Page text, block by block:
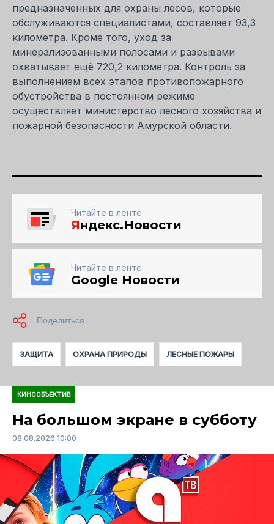
предназначенных для охраны лесов, которые
обслуживаются специалистами, составляет 93,3
километра. Кроме того, уход за
минерализованными полосами и разрывами
охватывает ещё 720,2 километра. Контроль за
выполнением всех этапов противопожарного
обустройства в постоянном режиме
осуществляет министерство лесного хозяйства и
пожарной безопасности Амурской области.
Читайте в ленте
Яндекс.Новости
Читайте в ленте
Google Новости
ЗАЩИТА ОХРАНА ПРИРОДЫ ЛЕСНЫЕ ПОЖАРЫ
КИНООБЪЕКТИВ
На большом экране в субботу
08.08.2026 10:00